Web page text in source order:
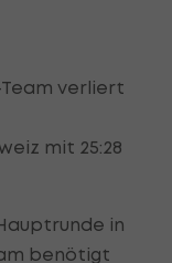
verliert
mit 25:28
in
benötigt